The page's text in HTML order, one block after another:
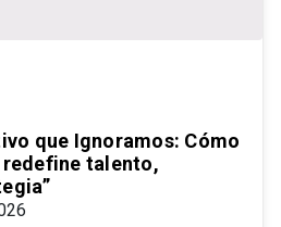
que Ignoramos: Cómo
talento,